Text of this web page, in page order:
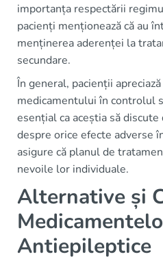
importanța respectării
pacienți menționează că au
menținerea aderenței la
secundare.
În general, pacienții
medicamentului în controlul
esențial ca aceștia să
despre orice efecte adverse
asigure că planul de
nevoile lor individuale.
Alternative și
Antiepileptice